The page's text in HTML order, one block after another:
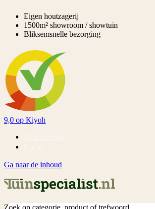
Eigen houtzagerij
1500m² showroom / showtuin
Bliksemsnelle bezorging
9,0 op Kiyoh
Ga naar de inhoud
Zoek op categorie, product of trefwoord…